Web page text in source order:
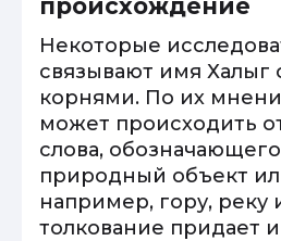
происхождение
Некоторые
связывают имя Халыг
корнями. По их
может происходить
слова,
природный объект
например, гору, реку
толкование придает